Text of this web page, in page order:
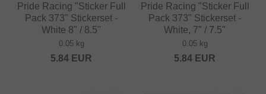
Pride Racing "Sticker Full
Pack 373" Stickerset -
White 8" / 8.5"
0.05 kg
5.84 EUR
Pride Racing "Sticker Full
Pack 373" Stickerset -
White, 7" / 7.5"
0.05 kg
5.84 EUR